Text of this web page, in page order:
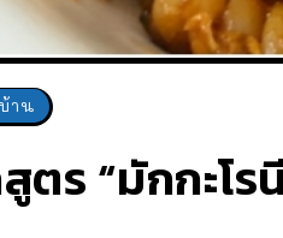
าน
ตร “มักกะโ